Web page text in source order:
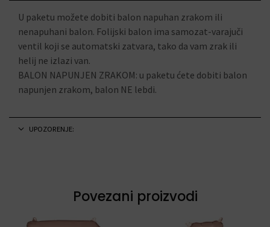
U paketu možete dobiti balon napuhan zrakom ili
nenapuhani balon. Folijski balon ima samozat-varajuči
ventil koji se automatski zatvara, tako da vam zrak ili
helij ne izlazi van.
BALON NAPUNJEN ZRAKOM: u paketu ćete dobiti balon
napunjen zrakom, balon NE lebdi.
UPOZORENJE:
Povezani proizvodi